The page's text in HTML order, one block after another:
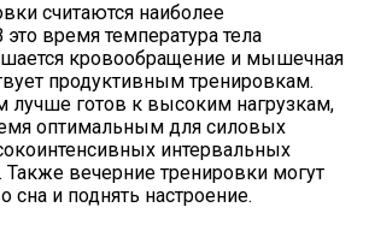
считаются наиболее
время температура тела
кровообращение и мышечная
продуктивным тренировкам.
лучше готов к высоким нагрузкам,
оптимальным для силовых
интервальных
Также вечерние тренировки могут
сна и поднять настроение​.